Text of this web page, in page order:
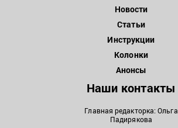
Новости
Статьи
Инструкции
Колонки
Анонсы
Наши контакты
Главная редакторка: Ольга
Падирякова